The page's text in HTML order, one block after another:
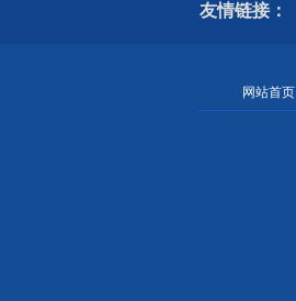
友情链接：
网站首页